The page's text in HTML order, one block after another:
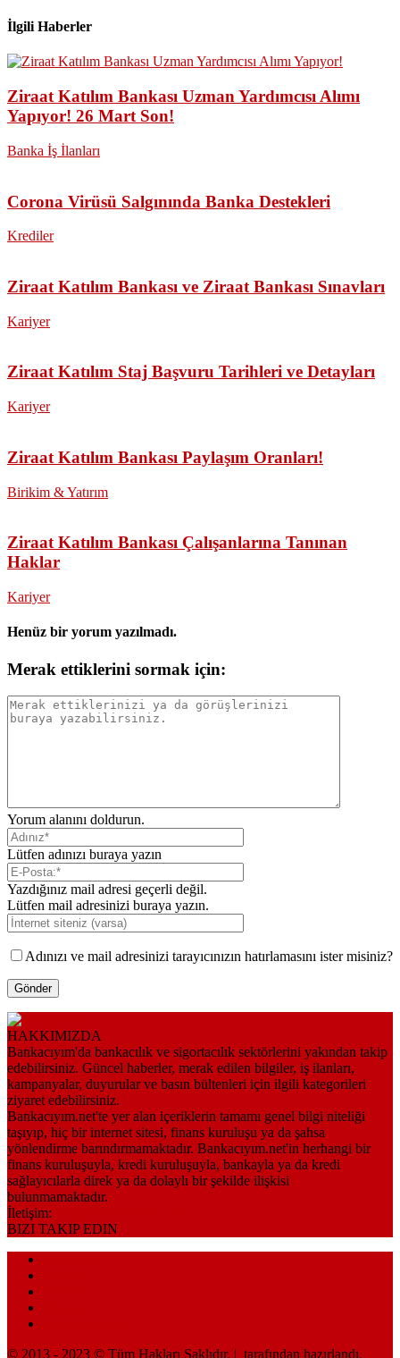
İlgili Haberler
Ziraat Katılım Bankası Uzman Yardımcısı Alımı
Yapıyor! 26 Mart Son!
Banka İş İlanları
Corona Virüsü Salgınında Banka Destekleri
Krediler
Ziraat Katılım Bankası ve Ziraat Bankası Sınavları
Kariyer
Ziraat Katılım Staj Başvuru Tarihleri ve Detayları
Kariyer
Ziraat Katılım Bankası Paylaşım Oranları!
Birikim & Yatırım
Ziraat Katılım Bankası Çalışanlarına Tanınan
Haklar
Kariyer
Henüz bir yorum yazılmadı.
Merak ettiklerini sormak için:
Yorum alanını doldurun.
Lütfen adınızı buraya yazın
Yazdığınız mail adresi geçerli değil.
Lütfen mail adresinizi buraya yazın.
Adınızı ve mail adresinizi tarayıcınızın hatırlamasını ister misiniz?
HAKKIMIZDA
Bankacıyım'da bankacılık ve sigortacılık sektörlerini yakından takip
edebilirsiniz. Güncel haberler, merak edilen bilgiler, iş ilanları,
kampanyalar, duyurular ve basın bültenleri için ilgili kategorileri
ziyaret edebilirsiniz.
Bankacıyım.net'te yer alan içeriklerin tamamı genel bilgi niteliği
taşıyıp, hiç bir internet sitesi, finans kuruluşu ya da şahsa
yönlendirme barındırmamaktadır. Bankacıyım.net'in herhangi bir
finans kuruluşuyla, kredi kuruluşuyla, bankayla ya da kredi
sağlayıcılarla direk ya da dolaylı bir şekilde ilişkisi
bulunmamaktadır.
İletişim:
BIZI TAKIP EDIN
© 2013 - 2023 © Tüm Hakları Saklıdır. | tarafından hazırlandı.